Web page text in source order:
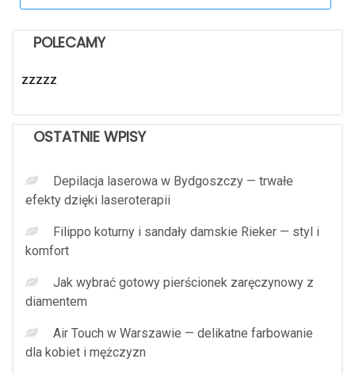
POLECAMY
zzzzz
OSTATNIE WPISY
Depilacja laserowa w Bydgoszczy — trwałe
efekty dzięki laseroterapii
Filippo koturny i sandały damskie Rieker — styl i
komfort
Jak wybrać gotowy pierścionek zaręczynowy z
diamentem
Air Touch w Warszawie — delikatne farbowanie
dla kobiet i mężczyzn